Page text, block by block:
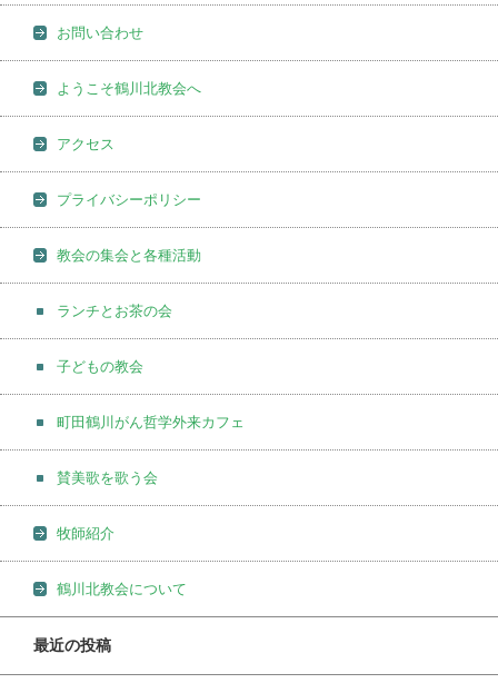
お問い合わせ
ようこそ鶴川北教会へ
アクセス
プライバシーポリシー
教会の集会と各種活動
ランチとお茶の会
子どもの教会
町田鶴川がん哲学外来カフェ
賛美歌を歌う会
牧師紹介
鶴川北教会について
最近の投稿